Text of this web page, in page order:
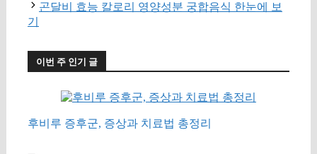
곤달비 효능 칼로리 영양성분 궁합음식 한눈에 보
기
이번 주 인기 글
후비루 증후군, 증상과 치료법 총정리